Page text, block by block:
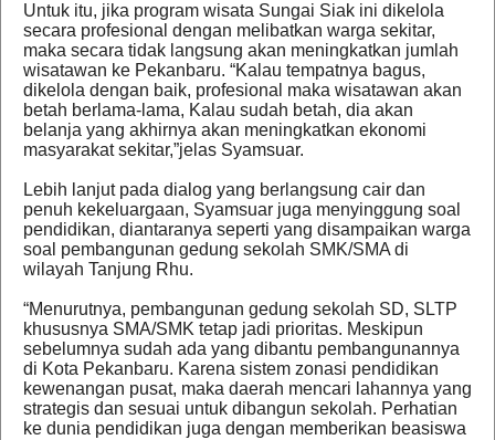
Untuk itu, jika program wisata Sungai Siak ini dikelola
secara profesional dengan melibatkan warga sekitar,
maka secara tidak langsung akan meningkatkan jumlah
wisatawan ke Pekanbaru. “Kalau tempatnya bagus,
dikelola dengan baik, profesional maka wisatawan akan
betah berlama-lama, Kalau sudah betah, dia akan
belanja yang akhirnya akan meningkatkan ekonomi
masyarakat sekitar,”jelas Syamsuar.
Lebih lanjut pada dialog yang berlangsung cair dan
penuh kekeluargaan, Syamsuar juga menyinggung soal
pendidikan, diantaranya seperti yang disampaikan warga
soal pembangunan gedung sekolah SMK/SMA di
wilayah Tanjung Rhu.
“Menurutnya, pembangunan gedung sekolah SD, SLTP
khususnya SMA/SMK tetap jadi prioritas. Meskipun
sebelumnya sudah ada yang dibantu pembangunannya
di Kota Pekanbaru. Karena sistem zonasi pendidikan
kewenangan pusat, maka daerah mencari lahannya yang
strategis dan sesuai untuk dibangun sekolah. Perhatian
ke dunia pendidikan juga dengan memberikan beasiswa